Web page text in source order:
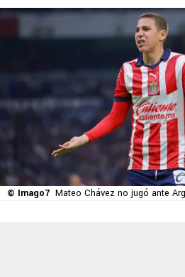
© Imago7 Mateo Chávez no jugó ante